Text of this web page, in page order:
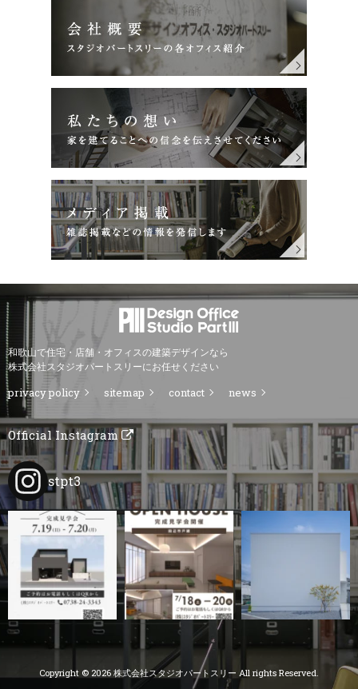
和歌山で住宅・店舗・オフィスの建築デザインなら
株式会社スタジオパートスリーにお任せください
privacy policy sitemap contact news
Official Instagram
stpt3
Copyright © 2026 株式会社スタジオパートスリー All rights Reserved.